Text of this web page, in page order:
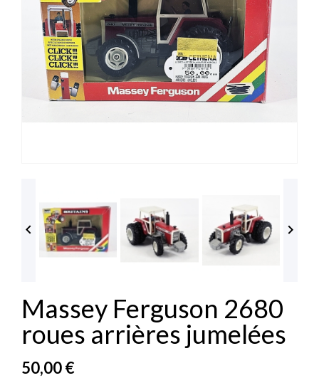
 
Massey Ferguson 2680
roues arrières jumelées
50,00 €